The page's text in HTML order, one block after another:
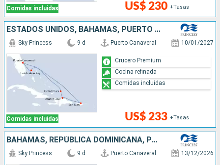
Comidas incluidas US$ 230 +Tasas
ESTADOS UNIDOS, BAHAMAS, PUERTO RICO, REPÚBLICA DOMINICANA
Comidas incluidas
Sky Princess 9 d Puerto Canaveral 10/01/2027
US$ 233 +Tasas
Crucero Premium
Cocina refinada
Comidas incluidas
BAHAMAS, REPÚBLICA DOMINICANA, PUERTO RICO, ESTADOS UNIDOS
Sky Princess 9 d Puerto Canaveral 13/12/2026